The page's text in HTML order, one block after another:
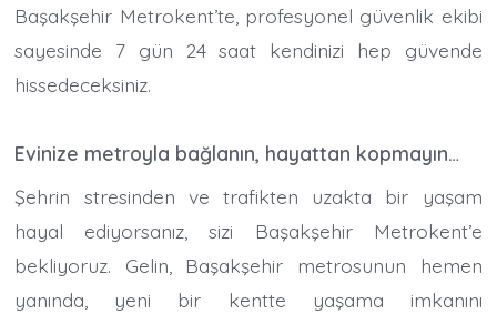
Başakşehir Metrokent’te, profesyonel güvenlik ekibi
sayesinde 7 gün 24 saat kendinizi hep güvende
hissedeceksiniz.
Evinize metroyla bağlanın, hayattan kopmayın…
Şehrin stresinden ve trafikten uzakta bir yaşam
hayal ediyorsanız, sizi Başakşehir Metrokent’e
bekliyoruz. Gelin, Başakşehir metrosunun hemen
yanında, yeni bir kentte yaşama imkanını